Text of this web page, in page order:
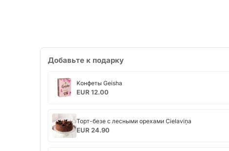
Добавьте к подарку
Kонфеты
Geisha
Kонфеты Geisha
EUR 12.00
Торт-
безе
с
Торт-безе с лесными орехами Cielaviņa
EUR 24.90